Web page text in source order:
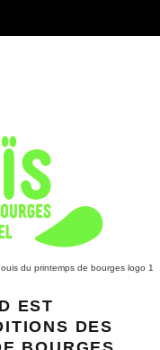
du printemps de bourges logo 1
EST
DES